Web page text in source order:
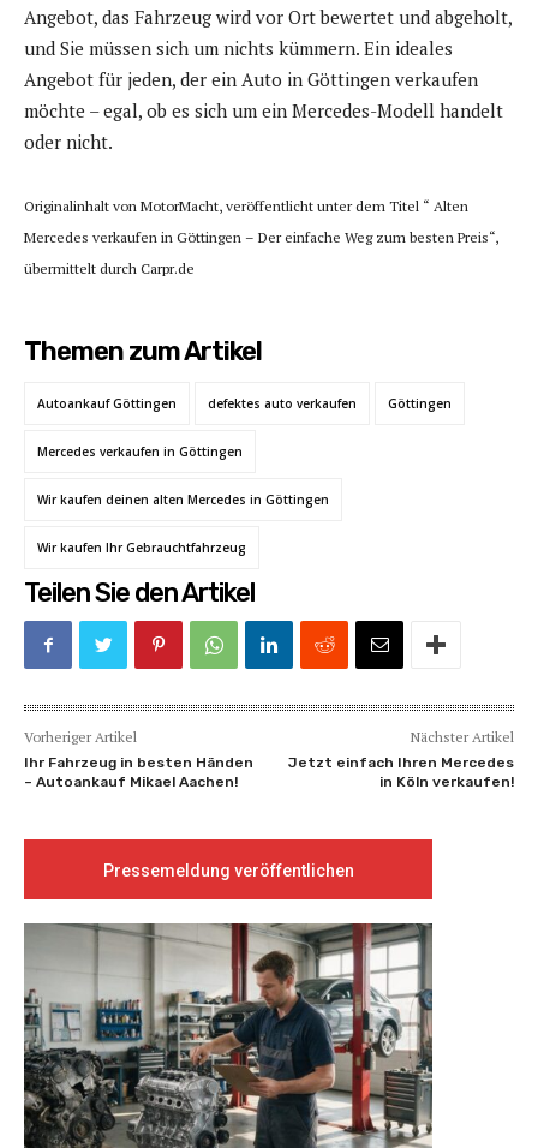
Angebot, das Fahrzeug wird vor Ort bewertet und abgeholt,
und Sie müssen sich um nichts kümmern. Ein ideales
Angebot für jeden, der ein Auto in Göttingen verkaufen
möchte – egal, ob es sich um ein Mercedes-Modell handelt
oder nicht.
Originalinhalt von MotorMacht, veröffentlicht unter dem Titel “ Alten
Mercedes verkaufen in Göttingen – Der einfache Weg zum besten Preis“,
übermittelt durch Carpr.de
Themen zum Artikel
Autoankauf Göttingen defektes auto verkaufen Göttingen
Mercedes verkaufen in Göttingen
Wir kaufen deinen alten Mercedes in Göttingen
Wir kaufen Ihr Gebrauchtfahrzeug
Teilen Sie den Artikel
Vorheriger Artikel
Ihr Fahrzeug in besten Händen
– Autoankauf Mikael Aachen!
Nächster Artikel
Jetzt einfach Ihren Mercedes
in Köln verkaufen!
Pressemeldung veröffentlichen